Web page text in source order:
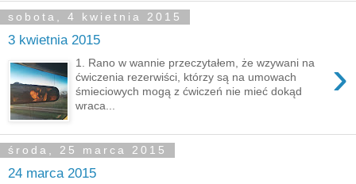
sobota, 4 kwietnia 2015
3 kwietnia 2015
›
1. Rano w wannie przeczytałem, że wzywani na
ćwiczenia rezerwiści, którzy są na umowach
śmieciowych mogą z ćwiczeń nie mieć dokąd
wraca...
środa, 25 marca 2015
24 marca 2015